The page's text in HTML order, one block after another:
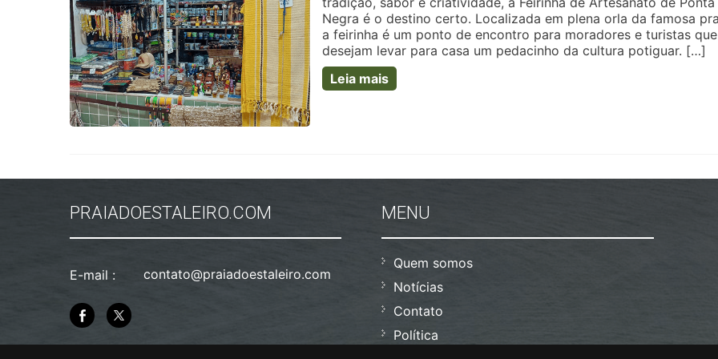
Negra é o destino certo. Localizada em plena orla da famosa
a feirinha é um ponto de encontro para moradores e turistas que
desejam levar para casa um pedacinho da cultura potiguar. […]
Leia mais
PRAIADOESTALEIRO.COM
E-mail : contato@praiadoestaleiro.com
MENU
Quem somos
Notícias
Contato
Política